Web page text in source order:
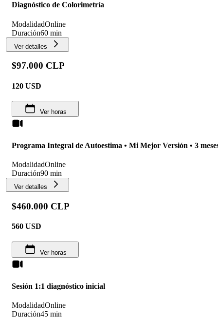
Diagnóstico de Colorimetría
ModalidadOnline
Duración60 min
Ver detalles
$97.000 CLP
120 USD
Ver horas
Programa Integral de Autoestima • Mi Mejor Versión • 3
ModalidadOnline
Duración90 min
Ver detalles
$460.000 CLP
560 USD
Ver horas
Sesión 1:1 diagnóstico inicial
ModalidadOnline
Duración45 min